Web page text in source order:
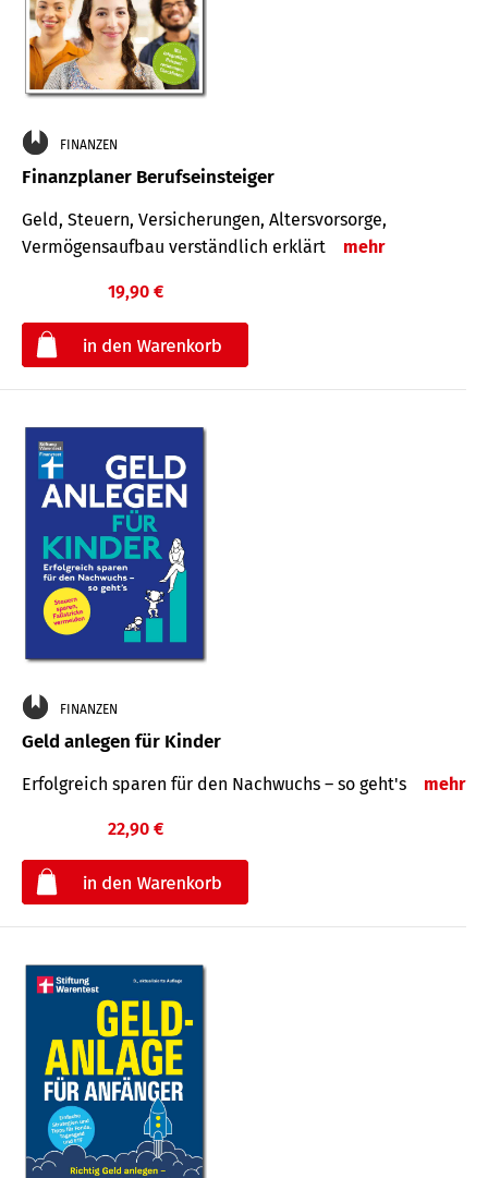
FINANZEN
Finanzplaner Berufseinsteiger
Geld, Steuern, Versicherungen, Altersvorsorge,
Vermögensaufbau verständlich erklärt
mehr
19,90 €
FINANZEN
Geld anlegen für Kinder
Erfolgreich sparen für den Nachwuchs – so geht's mehr
22,90 €